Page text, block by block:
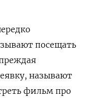
посещать
называют
фильм про